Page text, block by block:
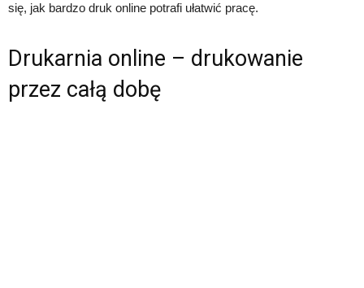
się, jak bardzo druk online potrafi ułatwić pracę.
Drukarnia online – drukowanie
przez całą dobę